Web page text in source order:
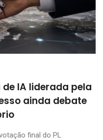
IA liderada pela
ainda debate
final do PL